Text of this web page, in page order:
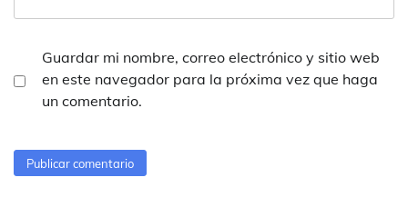
Guardar mi nombre, correo electrónico y sitio web
en este navegador para la próxima vez que haga
un comentario.